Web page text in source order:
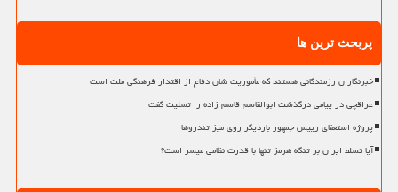
پربحث ترین ها
خبرنگاران رزمندگانی هستند که مأموریت شان دفاع از اقتدار فرهنگی ملت است
عراقچی در پیامی درگذشت ابوالقاسم قاسم زاده را تسلیت گفت
پروژه استعفای رییس جمهور باردیگر روی میز تندروها
آیا تسلط ایران بر تنگه هرمز تنها با قدرت نظامی میسر است؟